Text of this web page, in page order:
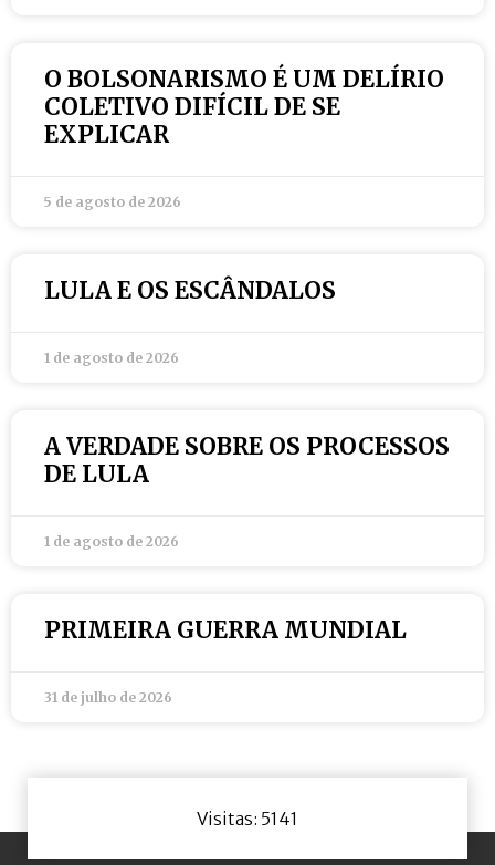
O BOLSONARISMO É UM DELÍRIO
COLETIVO DIFÍCIL DE SE
EXPLICAR
5 de agosto de 2026
LULA E OS ESCÂNDALOS
1 de agosto de 2026
A VERDADE SOBRE OS PROCESSOS
DE LULA
1 de agosto de 2026
PRIMEIRA GUERRA MUNDIAL
31 de julho de 2026
Visitas: 5141